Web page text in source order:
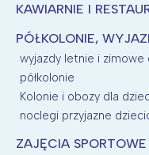
KAWIARNIE I
PÓŁKOLONIE,
wyjazdy letnie i zimowe
półkolonie
Kolonie i obozy dla
noclegi przyjazne
ZAJĘCIA